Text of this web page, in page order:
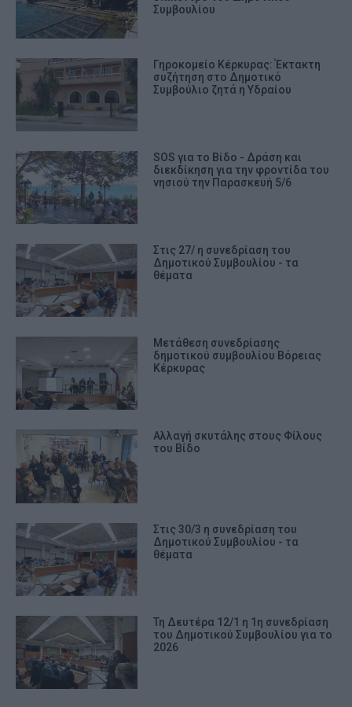
Συμβουλίου
Γηροκομείο Κέρκυρας: Έκτακτη
συζήτηση στο Δημοτικό
Συμβούλιο ζητά η Υδραίου
SOS για το Βίδο - Δράση και
διεκδίκηση για την φροντίδα του
νησιού την Παρασκευή 5/6
Στις 27/ η συνεδρίαση του
Δημοτικού Συμβουλίου - τα
θέματα
Μετάθεση συνεδρίασης
δημοτικού συμβουλίου Βόρειας
Κέρκυρας
Αλλαγή σκυτάλης στους Φίλους
του Βίδο
Στις 30/3 η συνεδρίαση του
Δημοτικού Συμβουλίου - τα
θέματα
Τη Δευτέρα 12/1 η 1η συνεδρίαση
του Δημοτικού Συμβουλίου για το
2026